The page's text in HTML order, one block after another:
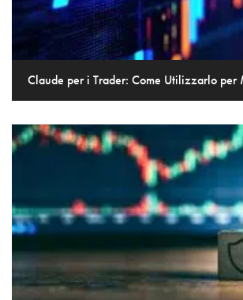
Claude per i Trader: Come Utilizzarlo per